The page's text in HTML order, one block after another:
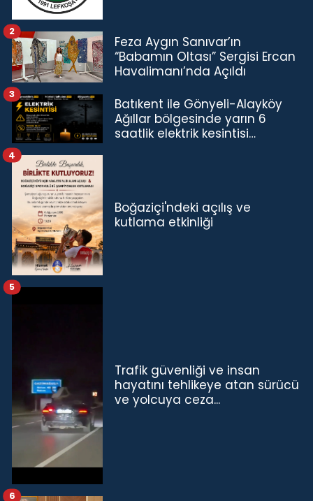
Feza Aygın Sanıvar’ın
“Babamın Oltası” Sergisi Ercan
Havalimanı’nda Açıldı
2
Batıkent ile Gönyeli-Alayköy
Ağıllar bölgesinde yarın 6
saatlik elektrik kesintisi…
3
Boğaziçi'ndeki açılış ve
kutlama etkinliği
4
Trafik güvenliği ve insan
hayatını tehlikeye atan sürücü
ve yolcuya ceza...
5
6